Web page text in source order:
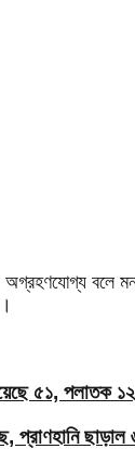
অগ্রহণযোগ্য বলে
৫১, পলাতক
প্রাণহানি ছাড়াল